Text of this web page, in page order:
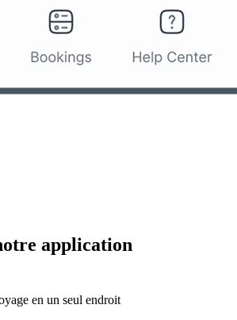
application
en un seul endroit